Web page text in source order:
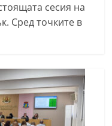
сесия на
Сред точките в